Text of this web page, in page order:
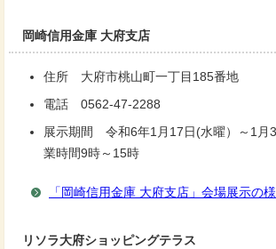
岡崎信用金庫 大府支店
住所 大府市桃山町一丁目185番地
電話 0562-47-2288
展示期間 令和6年1月17日(水曜）～1
業時間9時～15時
「岡崎信用金庫 大府支店」会場展示の
リソラ大府ショッピングテラス